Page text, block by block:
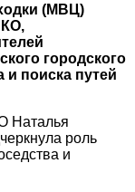
(МВЦ)
городского
и поиска путей
Наталья
роль
и